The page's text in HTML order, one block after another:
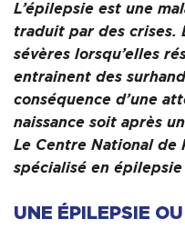
Nous connaitre
Handicaps rares
Notre réseau
L’épilepsie est une
traduit par des crises.
sévères lorsqu’elles
entrainent des
conséquence d’une
naissance soit après
Le Centre National de
spécialisé en
UNE ÉPILEPSIE